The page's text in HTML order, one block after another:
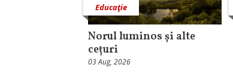
Educaţie
Norul luminos și alte
cețuri
03 Aug, 2026